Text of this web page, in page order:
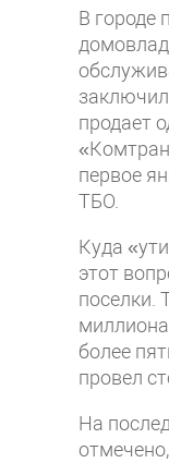
В городе
продает
первое
ТБО.
Куда
этот
поселки.
более
провел
На